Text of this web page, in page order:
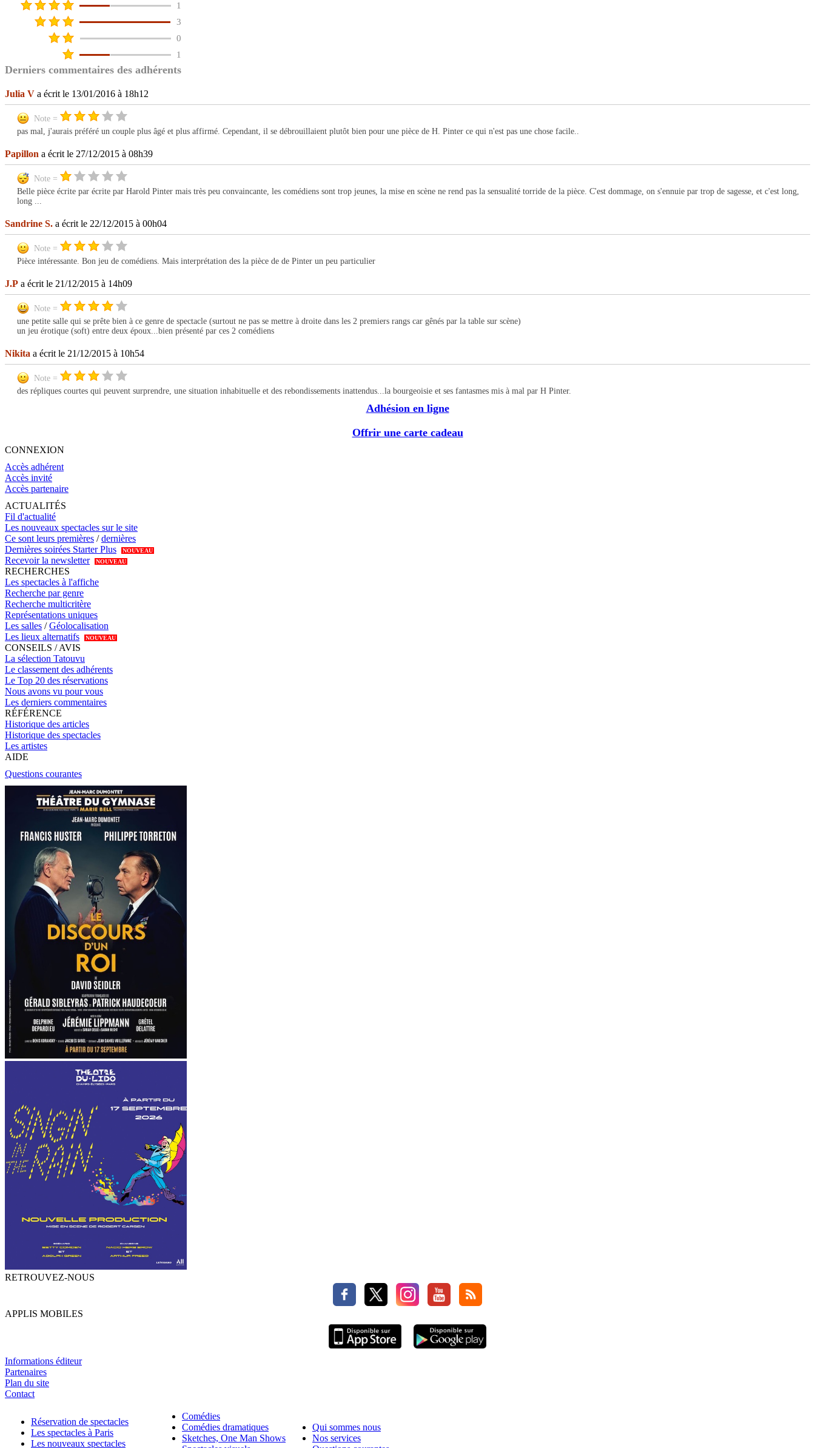
1
3
0
1
Derniers commentaires des adhérents
Julia V a écrit le 13/01/2016 à 18h12
Note =
pas mal, j'aurais préféré un couple plus âgé et plus affirmé. Cependant, il se débrouillaient plutôt bien pour une pièce de H. Pinter ce qui n'est pas une chose facile..
Papillon a écrit le 27/12/2015 à 08h39
Note =
Belle pièce écrite par écrite par Harold Pinter mais très peu convaincante, les comédiens sont trop jeunes, la mise en scène ne rend pas la sensualité torride de la pièce. C'est dommage, on s'ennuie par trop de sagesse, et c'est long,
long ...
Sandrine S. a écrit le 22/12/2015 à 00h04
Note =
Pièce intéressante. Bon jeu de comédiens. Mais interprétation des la pièce de de Pinter un peu particulier
J.P a écrit le 21/12/2015 à 14h09
Note =
une petite salle qui se prête bien à ce genre de spectacle (surtout ne pas se mettre à droite dans les 2 premiers rangs car gênés par la table sur scène)
un jeu érotique (soft) entre deux époux...bien présenté par ces 2 comédiens
Nikita a écrit le 21/12/2015 à 10h54
Note =
des répliques courtes qui peuvent surprendre, une situation inhabituelle et des rebondissements inattendus...la bourgeoisie et ses fantasmes mis à mal par H Pinter.
Adhésion en ligne
Offrir une carte cadeau
CONNEXION
Accès adhérent
Accès invité
Accès partenaire
ACTUALITÉS
Fil d'actualité
Les nouveaux spectacles sur le site
Ce sont leurs premières /dernières
Dernières soirées Starter Plus
NOUVEAU
Recevoir la newsletter NOUVEAU
RECHERCHES
Les spectacles à l'affiche
Recherche par genre
Recherche multicritère
Représentations uniques
Les salles /Géolocalisation
Les lieux alternatifs
NOUVEAU
CONSEILS / AVIS
La sélection Tatouvu
Le classement des adhérents
Le Top 20 des réservations
Nous avons vu pour vous
Les derniers commentaires
RÉFÉRENCE
Historique des articles
Historique des spectacles
Les artistes
AIDE
Questions courantes
RETROUVEZ-NOUS
APPLIS MOBILES
Informations éditeur
Partenaires
Plan du site
Contact
Réservation de spectacles
Les spectacles à Paris
Les nouveaux spectacles
Comédies
Comédies dramatiques
Sketches, One Man Shows
Qui sommes nous
Nos services